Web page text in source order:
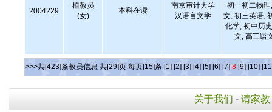
2004229
植教员
(女)
本科在读
南京审计大学
汉语言文学
初一初二物
文, 初三英语,
化学, 初中历
文, 高三语
>>>共[423]条教员信息 共[29]页 每页[15]条 [1] [2] [3] [4] [5] [6] [7] 8 [9] [10]
关于我们 - 请家教